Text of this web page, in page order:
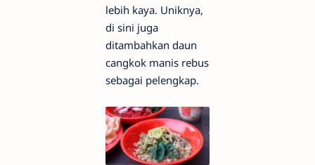
lebih kaya. Uniknya,
di sini juga
ditambahkan daun
cangkok manis rebus
sebagai pelengkap.